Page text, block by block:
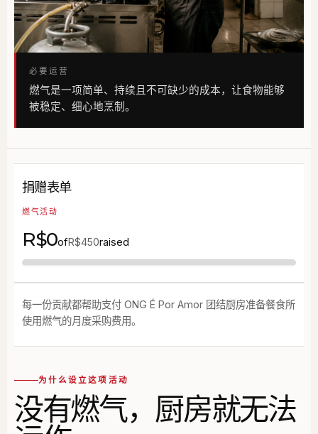
必要运营
燃气是一项简单、持续且不可缺少的成本，让食物能够
被稳定、细心地烹制。
为什么设立这项活动
没有燃气，厨房就无法
捐赠表单
燃气活动
R$0ofR$450raised
每一份贡献都帮助支付 ONG É Por Amor 团结厨房准备餐食所
使用燃气的月度采购费用。